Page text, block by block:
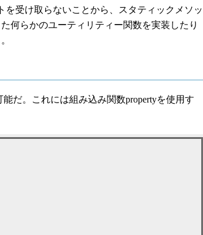
受け取らないことから、スタティックメソッ
何らかのユーティリティー関数を実装したり
だ。これには組み込み関数propertyを使用す